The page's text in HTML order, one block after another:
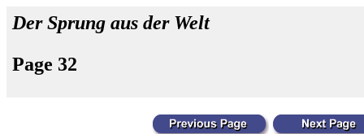
Der Sprung aus der Welt
Page 32